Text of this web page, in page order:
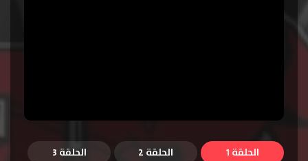
الحلقة 1 الحلقة 2
الحلقة 3